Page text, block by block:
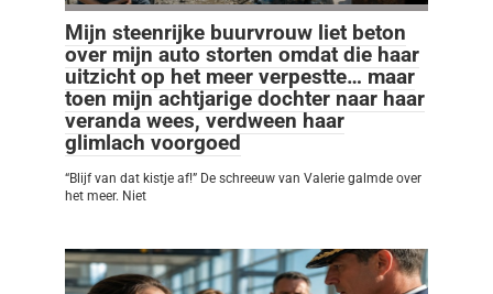
Mijn steenrijke buurvrouw liet beton
over mijn auto storten omdat die haar
uitzicht op het meer verpestte… maar
toen mijn achtjarige dochter naar haar
veranda wees, verdween haar
glimlach voorgoed
“Blijf van dat kistje af!” De schreeuw van Valerie galmde over
het meer. Niet